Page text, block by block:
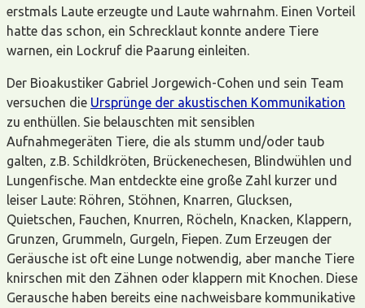
erstmals Laute erzeugte und Laute wahrnahm. Einen Vorteil
hatte das schon, ein Schrecklaut konnte andere Tiere
warnen, ein Lockruf die Paarung einleiten.
Der Bioakustiker Gabriel Jorgewich-Cohen und sein Team
versuchen die Ursprünge der akustischen Kommunikation
zu enthüllen. Sie belauschten mit sensiblen
Aufnahmegeräten Tiere, die als stumm und/oder taub
galten, z.B. Schildkröten, Brückenechesen, Blindwühlen und
Lungenfische. Man entdeckte eine große Zahl kurzer und
leiser Laute: Röhren, Stöhnen, Knarren, Glucksen,
Quietschen, Fauchen, Knurren, Röcheln, Knacken, Klappern,
Grunzen, Grummeln, Gurgeln, Fiepen. Zum Erzeugen der
Geräusche ist oft eine Lunge notwendig, aber manche Tiere
knirschen mit den Zähnen oder klappern mit Knochen. Diese
Gerausche haben bereits eine nachweisbare kommunikative